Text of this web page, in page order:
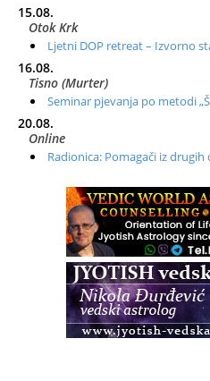
15.08.
Otok Krk
Ljetni DOP retreat – Izvorno
16.08.
Tisno (Murter)
Seminar pjevanja po metodi
20.08.
Online
Radionica: Pomagači iz
Zagreb+Online
Osnovni ThetaHealing®
Access BARS®, otpusti stres
Access Energetski Facelift®